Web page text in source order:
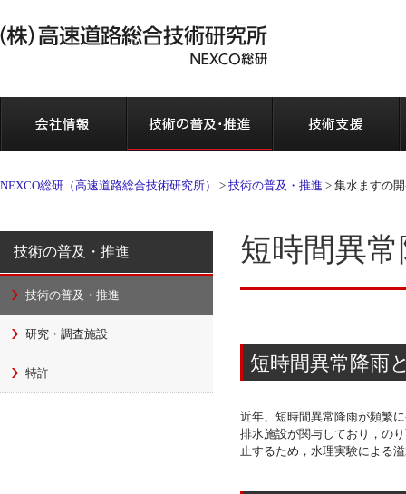
NEXCO総研（高速道路総合技術研究所） > 技術の普及・推進 > 集水ますの
短時間異
短時間異常降雨
近年、短時間異常降雨が頻繁
排水施設が関与しており，の
止するため，水理実験による
技術の普及・推進
技術の普及・推進
研究・調査施設
特許